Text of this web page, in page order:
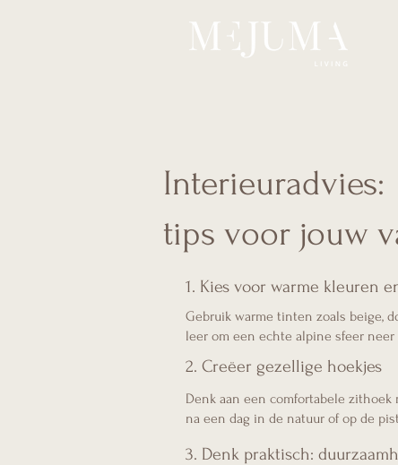
Interieuradvies:
tips voor jouw
1. Kies voor warme kleuren
Gebruik warme tinten zoals beige,
leer om een echte alpine sfeer
2. Creëer gezellige hoekjes
Denk aan een comfortabele
na een dag in de natuur of op de
3. Denk praktisch: